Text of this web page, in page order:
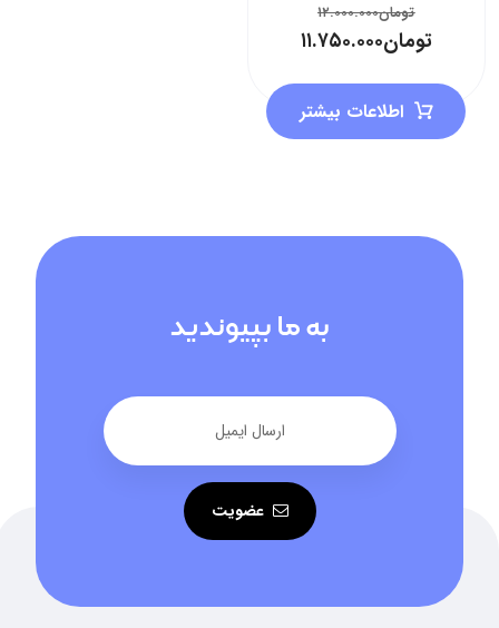
تومان۱۲.۰۰۰.۰۰۰
تومان۱۱.۷۵۰.۰۰۰
اطلاعات بیشتر
به ما بپیوندید
عضویت